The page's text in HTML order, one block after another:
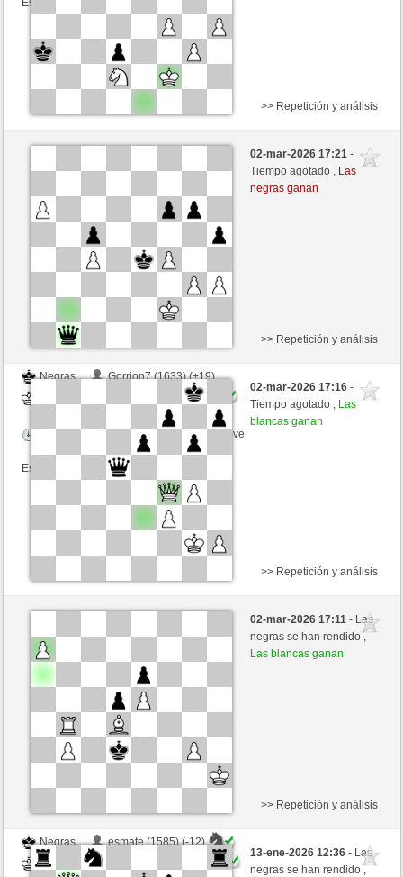
Esta partida es por puntos
Negras
Oudeis (1617) (-13)
Tiempo: 2 minutes/side + 0 seconds/move
Esta partida es por puntos
>> Repetición y análisis
02-mar-2026 17:21-
Tiempo agotado , Las
negras ganan
Negras
Gorrion7 (1633) (+19)
JABO_1 (1697) (-19)
Tiempo: 2 minutes/side + 0 seconds/move
Esta partida es por puntos
>> Repetición y análisis
02-mar-2026 17:16-
Tiempo agotado , Las
blancas ganan
Negras
Gorrion7 (1647) (-14)
Tiempo: 2 minutes/side + 0 seconds/move
Esta partida es por puntos
>> Repetición y análisis
02-mar-2026 17:11- Las
negras se han rendido ,
Las blancas ganan
Negras
esmate (1585) (-12)
Blancas
JABO_1 (1671) (+12)
>> Repetición y análisis
13-ene-2026 12:36- Las
negras se han rendido ,